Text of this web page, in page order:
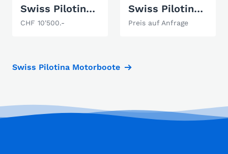
Swiss Pilotina 500
CHF 10'500.-
Swiss Pilotina 5.00/ 5.80 / 6.80
Preis auf Anfrage
Swiss Pilotina Motorboote